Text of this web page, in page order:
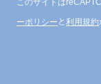
このサイトは
ーポリシー と 利用規約